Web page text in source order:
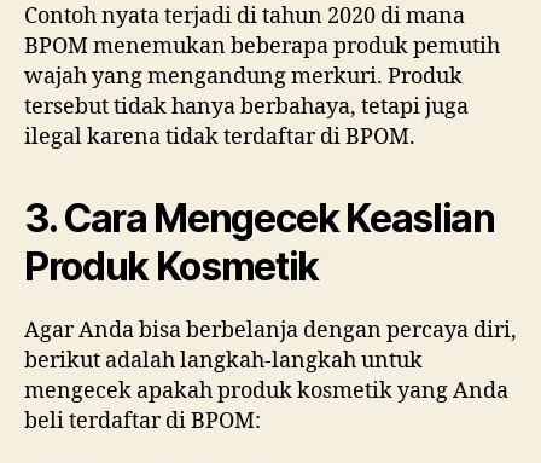
Contoh nyata terjadi di tahun 2020 di mana
BPOM menemukan beberapa produk pemutih
wajah yang mengandung merkuri. Produk
tersebut tidak hanya berbahaya, tetapi juga
ilegal karena tidak terdaftar di BPOM.
3. Cara Mengecek Keaslian
Produk Kosmetik
Agar Anda bisa berbelanja dengan percaya diri,
berikut adalah langkah-langkah untuk
mengecek apakah produk kosmetik yang Anda
beli terdaftar di BPOM: